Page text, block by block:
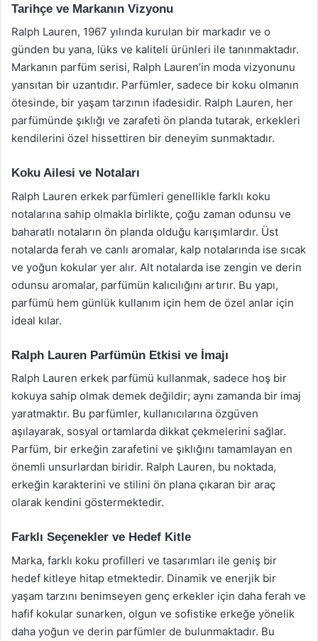
Tarihçe ve Markanın Vizyonu
Ralph Lauren, 1967 yılında kurulan bir markadır ve o
günden bu yana, lüks ve kaliteli ürünleri ile tanınmaktadır.
Markanın parfüm serisi, Ralph Lauren’in moda vizyonunu
yansıtan bir uzantıdır. Parfümler, sadece bir koku olmanın
ötesinde, bir yaşam tarzının ifadesidir. Ralph Lauren, her
parfümünde şıklığı ve zarafeti ön planda tutarak, erkekleri
kendilerini özel hissettiren bir deneyim sunmaktadır.
Koku Ailesi ve Notaları
Ralph Lauren erkek parfümleri genellikle farklı koku
notalarına sahip olmakla birlikte, çoğu zaman odunsu ve
baharatlı notaların ön planda olduğu karışımlardır. Üst
notalarda ferah ve canlı aromalar, kalp notalarında ise sıcak
ve yoğun kokular yer alır. Alt notalarda ise zengin ve derin
odunsu aromalar, parfümün kalıcılığını artırır. Bu yapı,
parfümü hem günlük kullanım için hem de özel anlar için
ideal kılar.
Ralph Lauren Parfümün Etkisi ve İmajı
Ralph Lauren erkek parfümü kullanmak, sadece hoş bir
kokuya sahip olmak demek değildir; aynı zamanda bir imaj
yaratmaktır. Bu parfümler, kullanıcılarına özgüven
aşılayarak, sosyal ortamlarda dikkat çekmelerini sağlar.
Parfüm, bir erkeğin zarafetini ve şıklığını tamamlayan en
önemli unsurlardan biridir. Ralph Lauren, bu noktada,
erkeğin karakterini ve stilini ön plana çıkaran bir araç
olarak kendini göstermektedir.
Farklı Seçenekler ve Hedef Kitle
Marka, farklı koku profilleri ve tasarımları ile geniş bir
hedef kitleye hitap etmektedir. Dinamik ve enerjik bir
yaşam tarzını benimseyen genç erkekler için daha ferah ve
hafif kokular sunarken, olgun ve sofistike erkeğe yönelik
daha yoğun ve derin parfümler de bulunmaktadır. Bu